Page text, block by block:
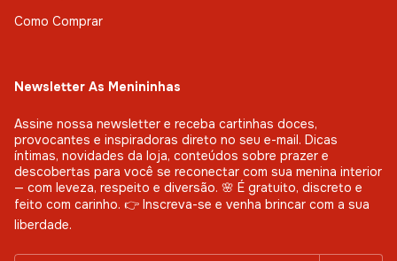
Como Comprar
Newsletter As Menininhas
Assine nossa newsletter e receba cartinhas doces,
provocantes e inspiradoras direto no seu e-mail. Dicas
íntimas, novidades da loja, conteúdos sobre prazer e
descobertas para você se reconectar com sua menina interior
— com leveza, respeito e diversão. 🌸 É gratuito, discreto e
feito com carinho. 👉 Inscreva-se e venha brincar com a sua
liberdade.